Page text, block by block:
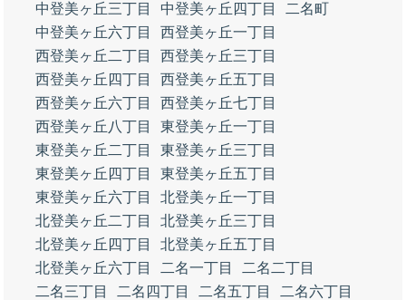
中登美ヶ丘三丁目
中登美ヶ丘四丁目
二名町
中登美ヶ丘六丁目
西登美ヶ丘一丁目
西登美ヶ丘二丁目
西登美ヶ丘三丁目
西登美ヶ丘四丁目
西登美ヶ丘五丁目
西登美ヶ丘六丁目
西登美ヶ丘七丁目
西登美ヶ丘八丁目
東登美ヶ丘一丁目
東登美ヶ丘二丁目
東登美ヶ丘三丁目
東登美ヶ丘四丁目
東登美ヶ丘五丁目
東登美ヶ丘六丁目
北登美ヶ丘一丁目
北登美ヶ丘二丁目
北登美ヶ丘三丁目
北登美ヶ丘四丁目
北登美ヶ丘五丁目
北登美ヶ丘六丁目
二名一丁目
二名二丁目
二名三丁目
二名四丁目 二名五丁目
二名六丁目